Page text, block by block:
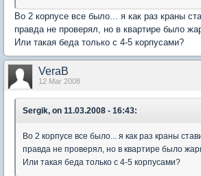
Во 2 корпусе все было... я как раз краны
правда не проверял, но в квартире было
Или такая беда только с 4-5 корпусами?
VeraB
12 Mar 2008
Sergik, on 11.03.2008 - 16:43:
Во 2 корпусе все было... я как раз краны
правда не проверял, но в квартире было
Или такая беда только с 4-5 корпусами?